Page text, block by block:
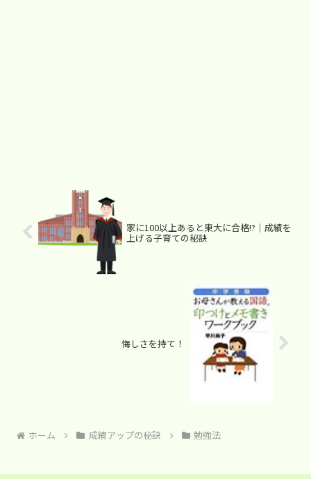
家に100以上あると東大に合格!?｜成績を
上げる子育ての秘訣
悔しさを持て！
ホーム 成績アップの秘訣 勉強法